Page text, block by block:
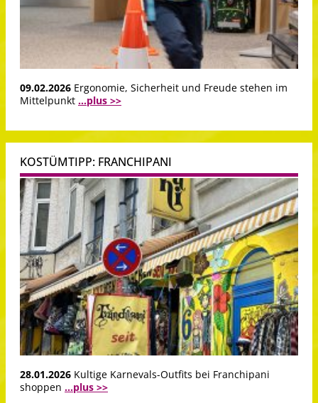
09.02.2026 Ergonomie, Sicherheit und Freude stehen im
Mittelpunkt ...plus >>
KOSTÜMTIPP: FRANCHIPANI
28.01.2026 Kultige Karnevals-Outfits bei Franchipani
shoppen ...plus >>